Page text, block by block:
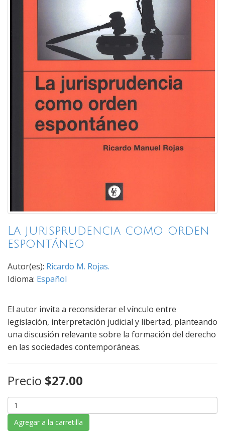
La jurisprudencia como orden
espontáneo
Autor(es): Ricardo M. Rojas.
Idioma: Español
El autor invita a reconsiderar el vínculo entre
legislación, interpretación judicial y libertad, planteando
una discusión relevante sobre la formación del derecho
en las sociedades contemporáneas.
Precio $27.00
Agregar a la carretilla